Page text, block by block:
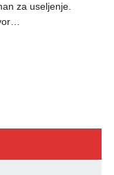
za useljenje.